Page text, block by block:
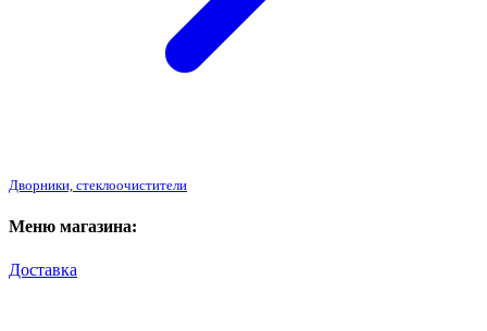
Дворники, стеклоочистители
Меню магазина:
Доставка